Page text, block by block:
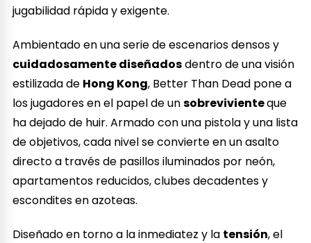
jugabilidad rápida y exigente.
Ambientado en una serie de escenarios densos y
cuidadosamente diseñadosdentro de una visión
estilizada de Hong Kong, Better Than Dead pone a
los jugadores en el papel de unsobrevivienteque
ha dejado de huir. Armado con una pistola y una lista
de objetivos, cada nivel se convierte en un asalto
directo a través de pasillos iluminados por neón,
apartamentos reducidos, clubes decadentes y
escondites en azoteas.
Diseñado en torno a la inmediatez y la tensión, el